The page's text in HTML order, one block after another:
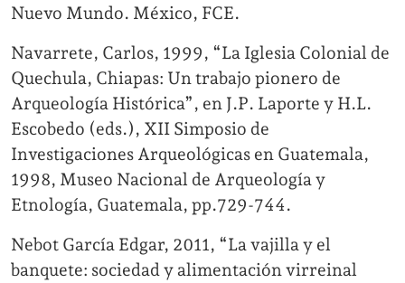
Nuevo Mundo. México, FCE.
Navarrete, Carlos, 1999, “La Iglesia Colonial de
Quechula, Chiapas: Un trabajo pionero de
Arqueología Histórica”, en J.P. Laporte y H.L.
Escobedo (eds.), XII Simposio de
Investigaciones Arqueológicas en Guatemala,
1998, Museo Nacional de Arqueología y
Etnología, Guatemala, pp.729-744.
Nebot García Edgar, 2011, “La vajilla y el
banquete: sociedad y alimentación virreinal